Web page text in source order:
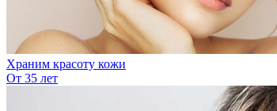
Храним красоту кожи
От 35 лет